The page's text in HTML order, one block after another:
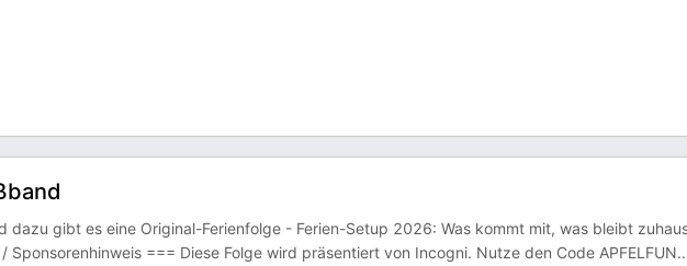
dazu gibt es eine Original-Ferienfolge - Ferien-Setup 2026: Was kommt mit, was bleibt
Sponsorenhinweis === Diese Folge wird präsentiert von Incogni. Nutze den Code APFELFUN